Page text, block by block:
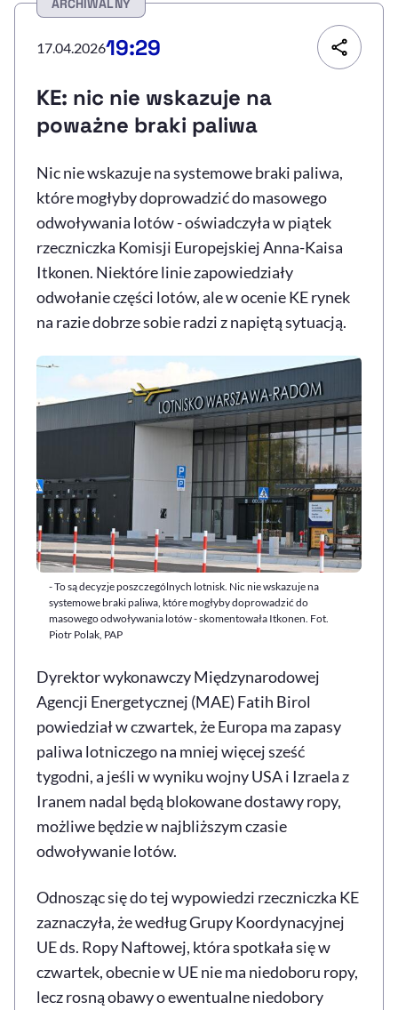
Sprawdź, jak i dlaczego zwiększamy dostępność, otwiera się w nowym
Deklaracja dostępności, otwiera się w nowym oknie
Zgłoś problem
, otwiera się w
ARCHIWALNY
17.04.202619:29
KE: nic nie wskazuje na
poważne braki paliwa
Nic nie wskazuje na systemowe braki paliwa,
które mogłyby doprowadzić do masowego
odwoływania lotów - oświadczyła w piątek
rzeczniczka Komisji Europejskiej Anna-Kaisa
Itkonen. Niektóre linie zapowiedziały
odwołanie części lotów, ale w ocenie KE rynek
na razie dobrze sobie radzi z napiętą sytuacją.
- To są decyzje poszczególnych lotnisk. Nic nie wskazuje na
systemowe braki paliwa, które mogłyby doprowadzić do
masowego odwoływania lotów - skomentowała Itkonen. Fot.
Piotr Polak, PAP
Dyrektor wykonawczy Międzynarodowej
Agencji Energetycznej (MAE) Fatih Birol
powiedział w czwartek, że Europa ma zapasy
paliwa lotniczego na mniej więcej sześć
tygodni, a jeśli w wyniku wojny USA i Izraela z
Iranem nadal będą blokowane dostawy ropy,
możliwe będzie w najbliższym czasie
odwoływanie lotów.
Odnosząc się do tej wypowiedzi rzeczniczka KE
zaznaczyła, że według Grupy Koordynacyjnej
UE ds. Ropy Naftowej, która spotkała się w
czwartek, obecnie w UE nie ma niedoboru ropy,
lecz rosną obawy o ewentualne niedobory